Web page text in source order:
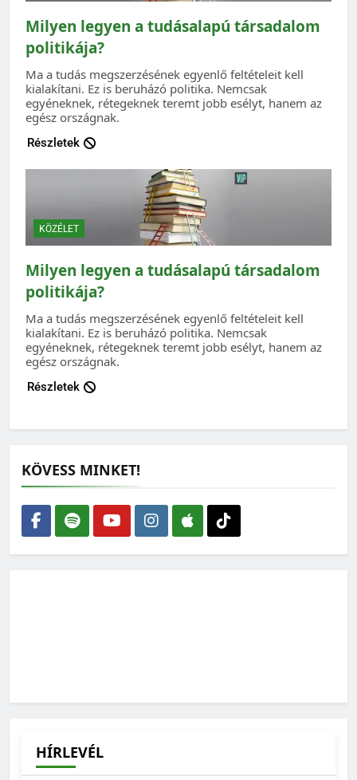
Milyen legyen a tudásalapú társadalom
politikája?
Ma a tudás megszerzésének egyenlő feltételeit kell
kialakítani. Ez is beruházó politika. Nemcsak
egyéneknek, rétegeknek teremt jobb esélyt, hanem az
egész országnak.
Részletek
KÖZÉLET
Milyen legyen a tudásalapú társadalom
politikája?
Ma a tudás megszerzésének egyenlő feltételeit kell
kialakítani. Ez is beruházó politika. Nemcsak
egyéneknek, rétegeknek teremt jobb esélyt, hanem az
egész országnak.
Részletek
KÖVESS MINKET!
HÍRLEVÉL